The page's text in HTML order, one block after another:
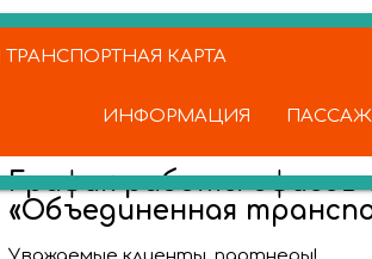
КАРТА
ИНФОРМАЦИЯ
График работы офисов
«Объединенная